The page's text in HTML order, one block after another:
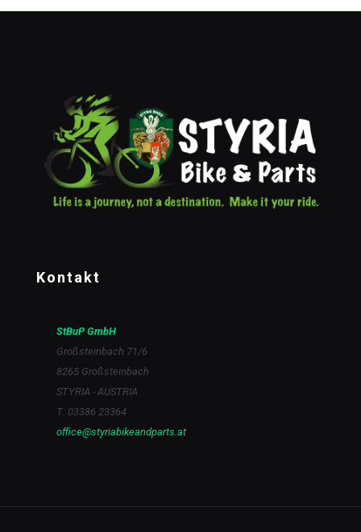
Kontakt
StBuP GmbH
Großsteinbach 71/6
8265 Großsteinbach
STYRIA - AUSTRIA
T: 03386 23364
office@styriabikeandparts.at